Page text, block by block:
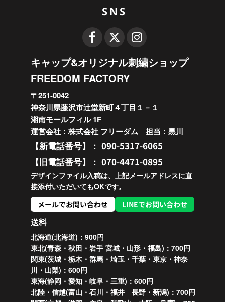
SNS
キャップ&オリジナル刺繍ショップ
FREEDOM FACTORY
〒251-0042
神奈川県藤沢市辻堂新町４丁目１－１
湘南モールフィル 1F
運営会社：株式会社 フリーダム 担当：黒川
【新電話番号】： 090-5317-6065
【旧電話番号】： 070-4471-0895
デザインファイル入稿は、上記メールアドレスに直
接添付いただいてもOKです。
メールでお問い合わせ
LINEでお問い合わせ
送料
北海道(北海道)：900円
東北(青森・秋田・岩手 宮城・山形・福島)：700円
関東(茨城・栃木・群馬・埼玉・千葉・東京・神奈
川・山梨)：600円
東海(静岡・愛知・岐阜・三重)：600円
北陸・信越(富山・石川・福井 長野・新潟)：700円